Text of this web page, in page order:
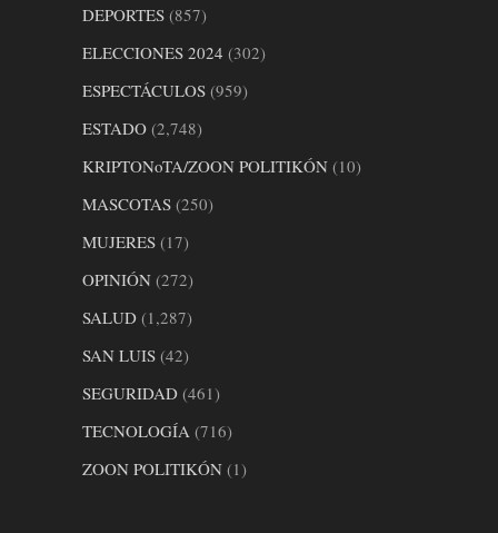
DEPORTES (857)
ELECCIONES 2024 (302)
ESPECTÁCULOS (959)
ESTADO (2,748)
KRIPTONoTA/ZOON POLITIKÓN (10)
MASCOTAS (250)
MUJERES (17)
OPINIÓN (272)
SALUD (1,287)
SAN LUIS (42)
SEGURIDAD (461)
TECNOLOGÍA (716)
ZOON POLITIKÓN (1)